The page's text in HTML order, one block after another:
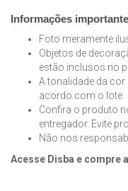
Informações
Foto meramente
Objetos de
estão inclusos no
A tonalidade da
acordo com o lote.
Confira o produto
entregador. Evite
Não nos
Acesse Disba e compre